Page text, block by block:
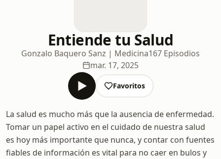
Entiende tu Salud
Gonzalo Baquero Sanz | Medicina167 Episodios
mar. 17, 2025
Favoritos
La salud es mucho más que la ausencia de enfermedad.
Tomar un papel activo en el cuidado de nuestra salud
es hoy más importante que nunca, y contar con fuentes
fiables de información es vital para no caer en bulos y